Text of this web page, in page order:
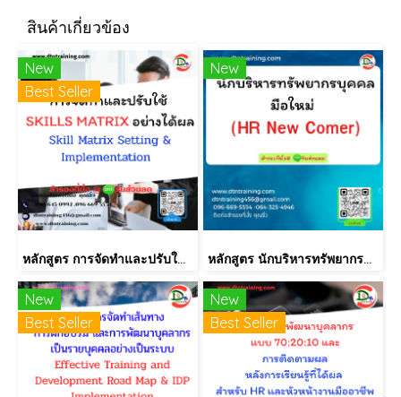
สินค้าเกี่ยวข้อง
New
Best Seller
หลักสูตร การจัดทำและปรับใช้ SKILLS MATRIX อย่างได้ผล Skill Matrix Setting & Implementation
New
หลักสูตร นักบริหารทรัพยากรบุคคลมือใหม่ (HR New Comer)
New
Best Seller
New
Best Seller